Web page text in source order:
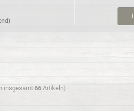
insgesamt66 Artikeln)